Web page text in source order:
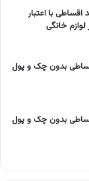
با اعتبار
خانگی
بدون چک و پول
بدون چک و پول